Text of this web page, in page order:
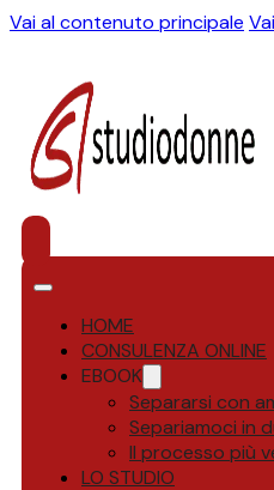
Vai al contenuto principale
HOME
CONSULENZA ONLINE
EBOOK
Separarsi con
Separiamoci in
Il processo più
LO STUDIO